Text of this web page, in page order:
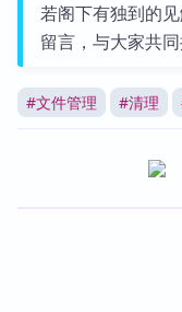
若阁下有独到的
留言，与大家共同
#文件管理 #清理